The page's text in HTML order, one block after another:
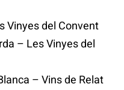
Vinyes del Convent
– Les Vinyes del
– Vins de Relat